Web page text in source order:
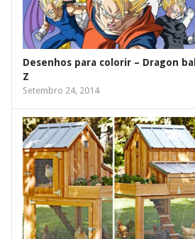
Desenhos para colorir – Dragon ball
Z
Setembro 24, 2014